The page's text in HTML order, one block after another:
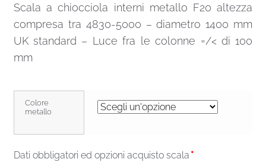
originale
era:
attuale
Scala a chiocciola interni metallo F20 altezza
compresa tra 4830-5000 – diametro 1400 mm
UK standard – Luce fra le colonne =/< di 100
mm
Colore
metallo
Dati obbligatori ed opzioni acquisto scala *